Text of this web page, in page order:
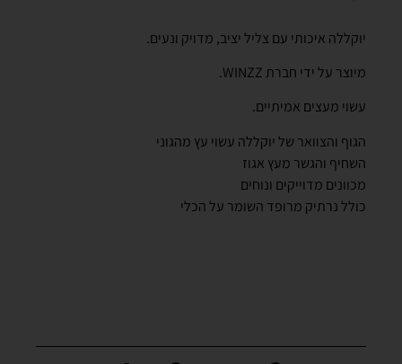
יוקללה איכותי עם צליל יציב, מדויק ונעים.
מיוצר על ידי חברת WINZZ.
עשוי מעצים אמיתיים.
הגוף והצוואר של יוקללה עשוי עץ מהגוני
השחיף והגשר מעץ אגוז
מכוונים מדוייקים ונוחים
כולל נרתיק מרופד השומר על הכלי